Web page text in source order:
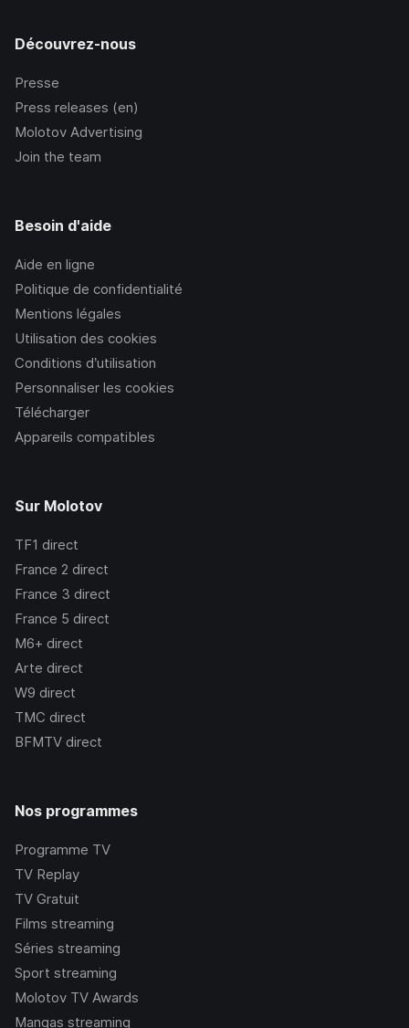
Découvrez-nous
Presse
Press releases (en)
Molotov Advertising
Join the team
Besoin d'aide
Aide en ligne
Politique de confidentialité
Mentions légales
Utilisation des cookies
Conditions d’utilisation
Personnaliser les cookies
Télécharger
Appareils compatibles
Sur Molotov
TF1 direct
France 2 direct
France 3 direct
France 5 direct
M6+ direct
Arte direct
W9 direct
TMC direct
BFMTV direct
Nos programmes
Programme TV
TV Replay
TV Gratuit
Films streaming
Séries streaming
Sport streaming
Molotov TV Awards
Mangas streaming